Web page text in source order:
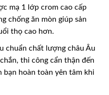
mạ 1 lớp crom cao cấp
chống ăn mòn giúp sản
thọ cao hơn.
chuẩn chất lượng châu Âu
thi công cẩn thận đến
bạn hoàn toàn yên tâm khi